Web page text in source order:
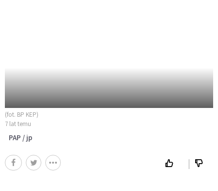
(fot. BP KEP)
7 lat temu
PAP / jp